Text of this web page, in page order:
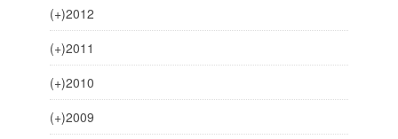
(+)2012
(+)2011
(+)2010
(+)2009